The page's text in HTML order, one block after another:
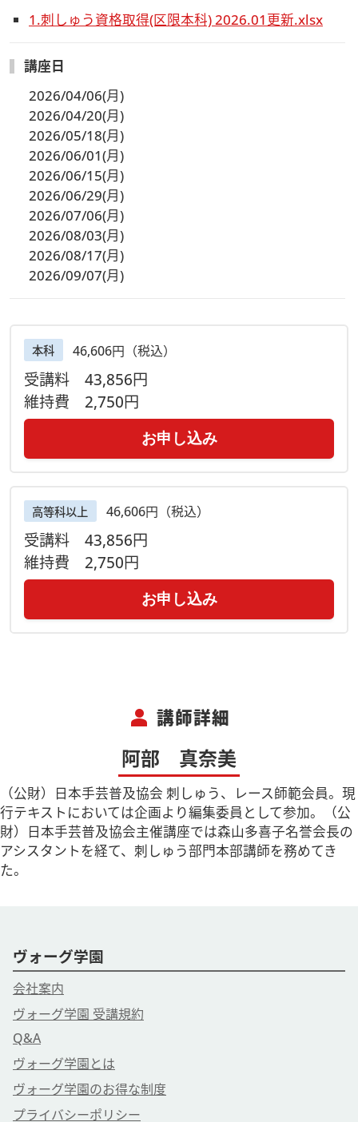
1.刺しゅう資格取得(区限本科) 2026.01更新.xlsx
講座日
2026/04/06(月)
2026/04/20(月)
2026/05/18(月)
2026/06/01(月)
2026/06/15(月)
2026/06/29(月)
2026/07/06(月)
2026/08/03(月)
2026/08/17(月)
2026/09/07(月)
本科 46,606円（税込）
受講料 43,856円
維持費 2,750円
お申し込み
高等科以上 46,606円（税込）
受講料 43,856円
維持費 2,750円
お申し込み
person 講師詳細
阿部 真奈美
（公財）日本手芸普及協会 刺しゅう、レース師範会員。現
行テキストにおいては企画より編集委員として参加。（公
財）日本手芸普及協会主催講座では森山多喜子名誉会長の
アシスタントを経て、刺しゅう部門本部講師を務めてき
た。
ヴォーグ学園
会社案内
ヴォーグ学園 受講規約
Q&A
ヴォーグ学園とは
ヴォーグ学園のお得な制度
プライバシーポリシー